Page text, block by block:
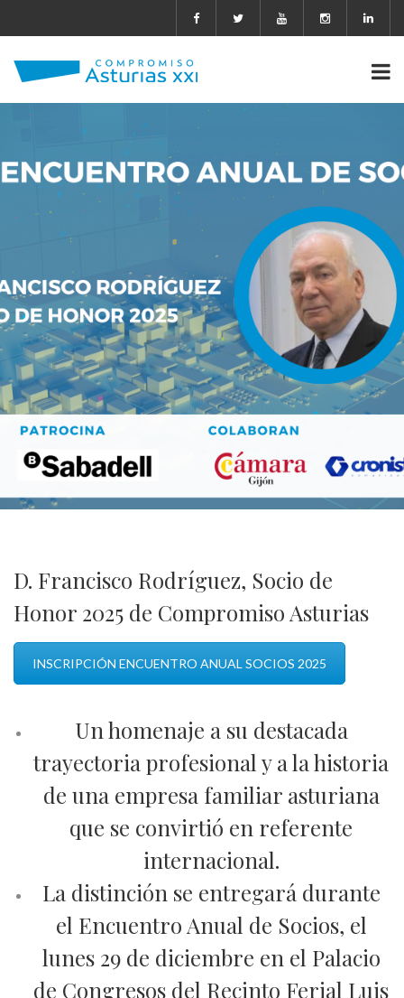
D. Francisco Rodríguez, Socio de
Honor 2025 de Compromiso Asturias
INSCRIPCIÓN ENCUENTRO ANUAL SOCIOS 2025
Un homenaje a su destacada
trayectoria profesional y a la historia
de una empresa familiar asturiana
que se convirtió en referente
internacional.
La distinción se entregará durante
el Encuentro Anual de Socios, el
lunes 29 de diciembre en el Palacio
de Congresos del Recinto Ferial Luis